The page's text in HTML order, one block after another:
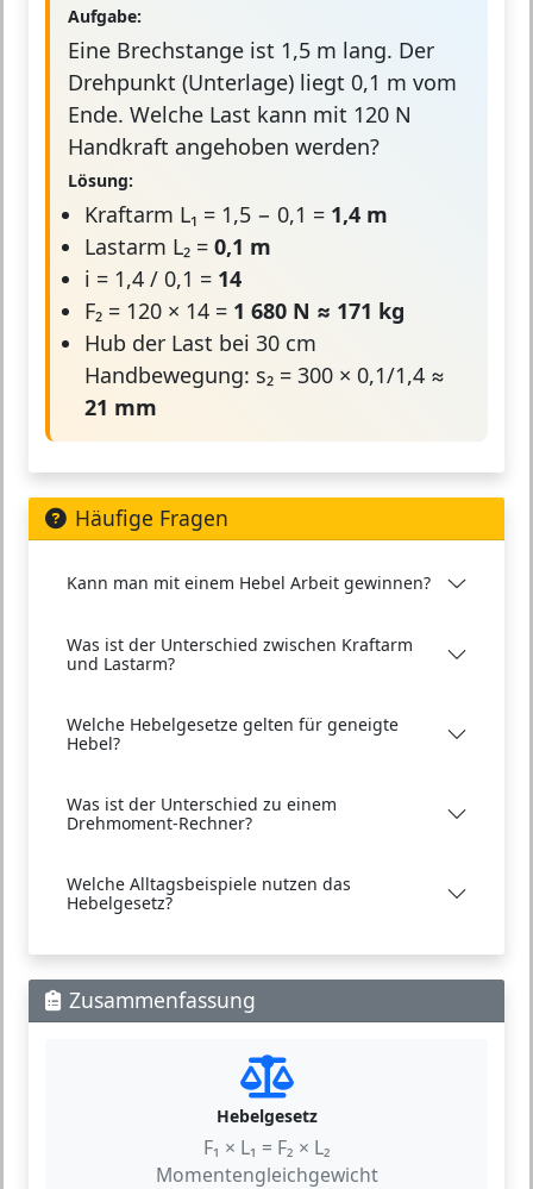
Aufgabe:
Eine Brechstange ist 1,5 m lang. Der
Drehpunkt (Unterlage) liegt 0,1 m vom
Ende. Welche Last kann mit 120 N
Handkraft angehoben werden?
Lösung:
Kraftarm L₁ = 1,5 − 0,1 = 1,4 m
Lastarm L₂ = 0,1 m
i = 1,4 / 0,1 = 14
F₂ = 120 × 14 = 1 680 N ≈ 171 kg
Hub der Last bei 30 cm
Handbewegung: s₂ = 300 × 0,1/1,4 ≈
21 mm
Häufige Fragen
Kann man mit einem Hebel Arbeit gewinnen?
Was ist der Unterschied zwischen Kraftarm
und Lastarm?
Welche Hebelgesetze gelten für geneigte
Hebel?
Was ist der Unterschied zu einem
Drehmoment-Rechner?
Welche Alltagsbeispiele nutzen das
Hebelgesetz?
Zusammenfassung
Hebelgesetz
F₁ × L₁ = F₂ × L₂
Momentengleichgewicht